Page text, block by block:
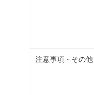
注意事項・その他